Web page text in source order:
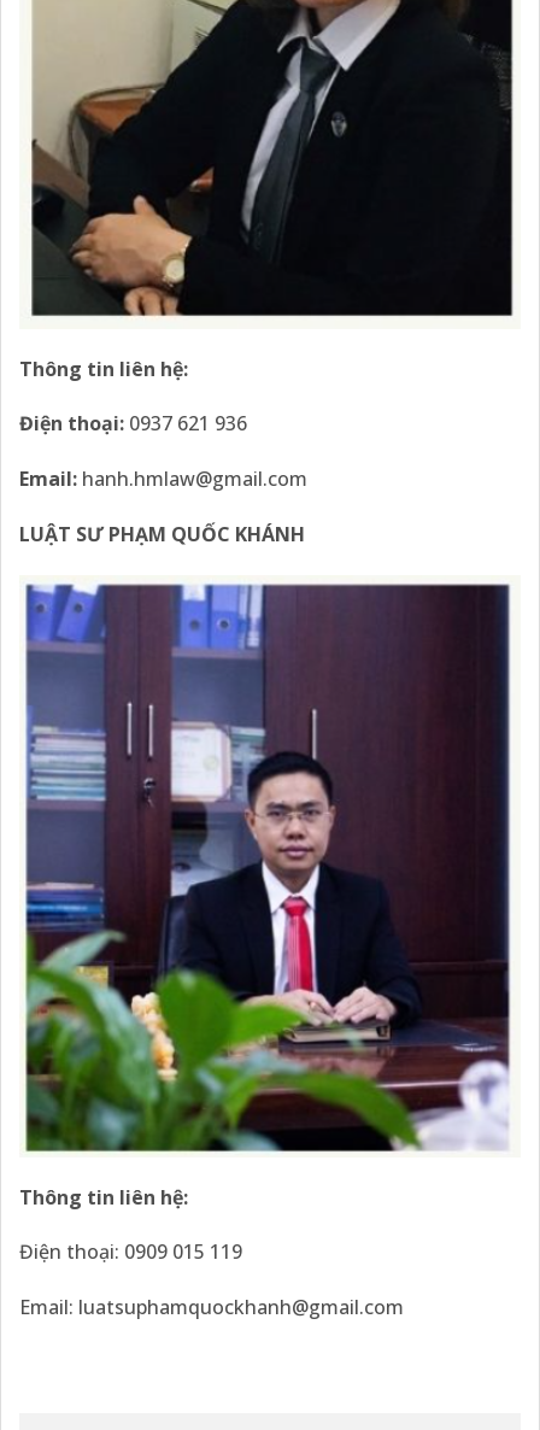
Thông tin liên hệ:
Điện thoại: 0937 621 936
Email: hanh.hmlaw@gmail.com
LUẬT SƯ PHẠM QUỐC KHÁNH
Thông tin liên hệ:
Điện thoại: 0909 015 119
Email: luatsuphamquockhanh@gmail.com